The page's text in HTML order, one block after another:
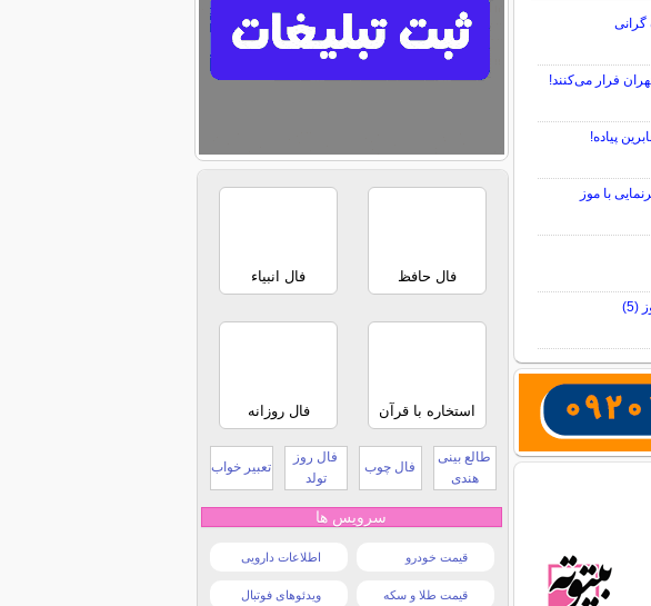
گرانی
فرار می‌کنند!
پیاده!
با موز
(5)
فال حافظ فال انبیاء
استخاره با قرآن فال روزانه
طالع بینی
هندی
فال چوب
فال روز
تولد
تعبیر خواب
سرویس ها
قیمت خودرو اطلاعات دارویی
قیمت طلا و سکه ویدئوهای فوتبال